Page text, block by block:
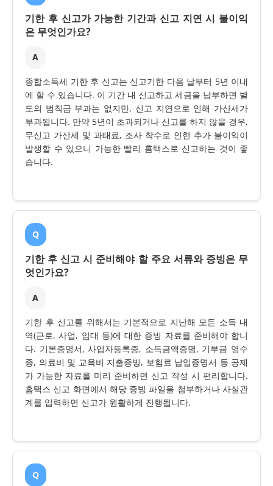
기한 후 신고가 가능한 기간과 신고 지연 시 불이익
은 무엇인가요?
A
종합소득세 기한 후 신고는 신고기한 다음 날부터 5년 이내
에 할 수 있습니다. 이 기간 내 신고하고 세금을 납부하면 별
도의 범칙금 부과는 없지만, 신고 지연으로 인해 가산세가
부과됩니다. 만약 5년이 초과되거나 신고를 하지 않을 경우,
무신고 가산세 및 과태료, 조사 착수로 인한 추가 불이익이
발생할 수 있으니 가능한 빨리 홈택스로 신고하는 것이 좋
습니다.
Q
기한 후 신고 시 준비해야 할 주요 서류와 증빙은 무
엇인가요?
A
기한 후 신고를 위해서는 기본적으로 지난해 모든 소득 내
역(근로, 사업, 임대 등)에 대한 증빙 자료를 준비해야 합니
다. 기본증명서, 사업자등록증, 소득금액증명, 기부금 영수
증, 의료비 및 교육비 지출증빙, 보험료 납입증명서 등 공제
가 가능한 자료를 미리 준비하면 신고 작성 시 편리합니다.
홈택스 신고 화면에서 해당 증빙 파일을 첨부하거나 사실관
계를 입력하면 신고가 원활하게 진행됩니다.
Q